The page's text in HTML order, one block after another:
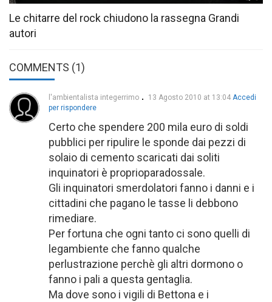
Le chitarre del rock chiudono la rassegna Grandi
autori
COMMENTS (1)
l'ambientalista integerrimo 13 Agosto 2010 at 13:04 Accedi
per rispondere
Certo che spendere 200 mila euro di soldi
pubblici per ripulire le sponde dai pezzi di
solaio di cemento scaricati dai soliti
inquinatori è proprioparadossale.
Gli inquinatori smerdolatori fanno i danni e i
cittadini che pagano le tasse li debbono
rimediare.
Per fortuna che ogni tanto ci sono quelli di
legambiente che fanno qualche
perlustrazione perchè gli altri dormono o
fanno i pali a questa gentaglia.
Ma dove sono i vigili di Bettona e i